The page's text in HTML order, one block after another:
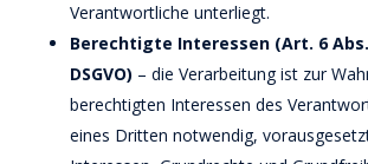
Verantwortliche unterliegt.
Berechtigte Interessen (Art. 6
DSGVO) – die Verarbeitung ist zur
berechtigten Interessen des
eines Dritten notwendig,